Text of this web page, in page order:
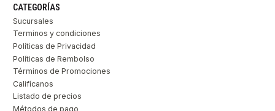
CATEGORÍAS
Sucursales
Terminos y condiciones
Políticas de Privacidad
Políticas de Rembolso
Términos de Promociones
Califícanos
Listado de precios
Métodos de pago